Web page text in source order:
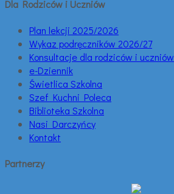
Dla Rodziców i Uczniów
Plan lekcji 2025/2026
Wykaz podręczników 2026/27
Konsultacje dla rodziców i uczniów
e-Dziennik
Świetlica Szkolna
Szef Kuchni Poleca
Biblioteka Szkolna
Nasi Darczyńcy
Kontakt
Partnerzy